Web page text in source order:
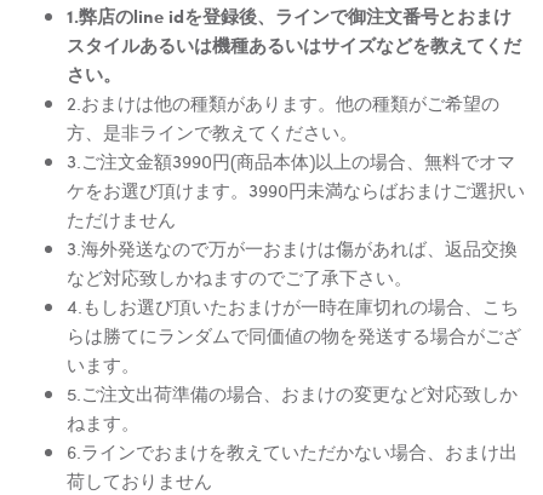
1.弊店のline idを登録後、ラインで御注文番号とおまけ
スタイルあるいは機種あるいはサイズなどを教えてくだ
さい。
2.おまけは他の種類があります。他の種類がご希望の
方、是非ラインで教えてください。
3.ご注文金額3990円(商品本体)以上の場合、無料でオマ
ケをお選び頂けます。3990円未満ならばおまけご選択い
ただけません
3.海外発送なので万が一おまけは傷があれば、返品交換
など対応致しかねますのでご了承下さい。
4.もしお選び頂いたおまけが一時在庫切れの場合、こち
らは勝てにランダムで同価値の物を発送する場合がござ
います。
5.ご注文出荷準備の場合、おまけの変更など対応致しか
ねます。
6.ラインでおまけを教えていただかない場合、おまけ出
荷しておりません